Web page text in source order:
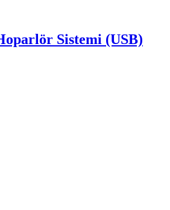
Sistemi (USB)